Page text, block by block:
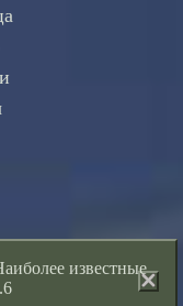
известные